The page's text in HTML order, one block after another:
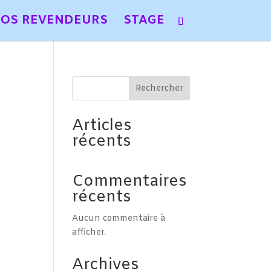
REVENDEURS STAGE
Rechercher
Articles
récents
Commentaires
récents
Aucun commentaire à
afficher.
Archives